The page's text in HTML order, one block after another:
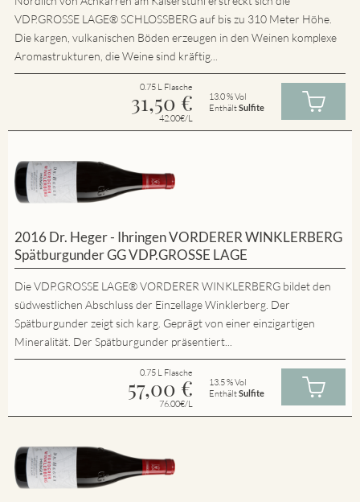
VDP.GROSSE LAGE® SCHLOSSBERG auf bis zu 310 Meter Höhe.
Die kargen, vulkanischen Böden erzeugen in den Weinen komplexe
Aromastrukturen, die Weine sind kräftig...
0.75 L Flasche
31,50 €
42.00€/L
13.0 % Vol
EnthältSulfite
2016 Dr. Heger - Ihringen VORDERER WINKLERBERG
Spätburgunder GG VDP.GROSSE LAGE
Die VDP.GROSSE LAGE® VORDERER WINKLERBERG bildet den
südwestlichen Abschluss der Einzellage Winklerberg. Der
Spätburgunder zeigt sich karg. Geprägt von einer einzigartigen
Mineralität. Der Spätburgunder präsentiert...
0.75 L Flasche
57,00 €
76.00€/L
13.5 % Vol
EnthältSulfite